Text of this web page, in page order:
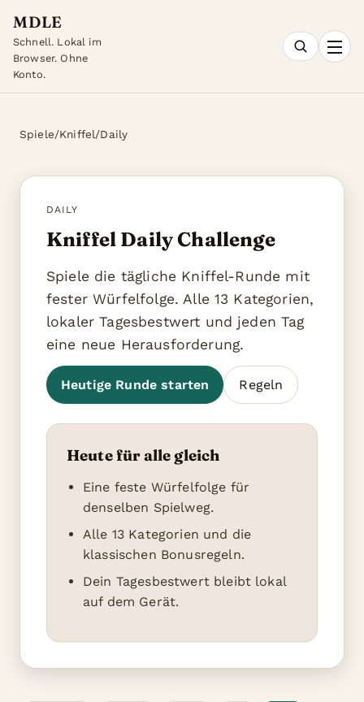
MDLE
Schnell. Lokal im
Browser. Ohne
Konto.
Spiele/Kniffel/Daily
DAILY
Kniffel Daily Challenge
Spiele die tägliche Kniffel-Runde mit
fester Würfelfolge. Alle 13 Kategorien,
lokaler Tagesbestwert und jeden Tag
eine neue Herausforderung.
Heutige Runde starten Regeln
Heute für alle gleich
Eine feste Würfelfolge für
denselben Spielweg.
Alle 13 Kategorien und die
klassischen Bonusregeln.
Dein Tagesbestwert bleibt lokal
auf dem Gerät.